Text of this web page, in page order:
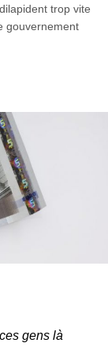
trop vite
gouvernement
gens là